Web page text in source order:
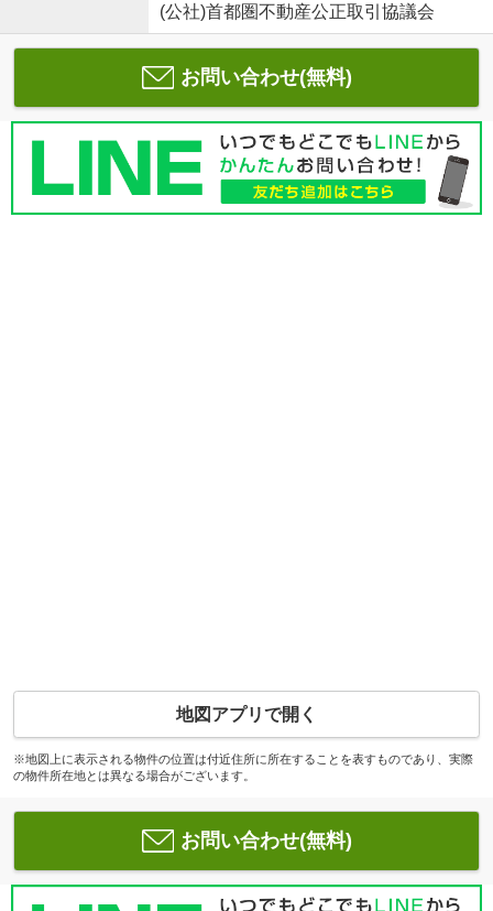
(公社)首都圏不動産公正取引協議会
お問い合わせ(無料)
地図アプリで開く
※地図上に表示される物件の位置は付近住所に所在することを表すものであり、実際
の物件所在地とは異なる場合がございます。
お問い合わせ(無料)